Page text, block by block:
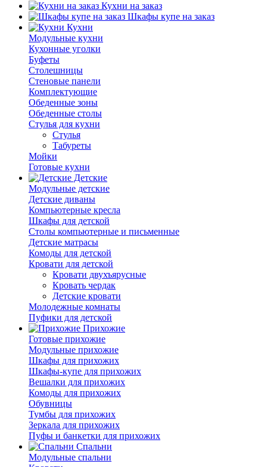
Кухни на заказ
Шкафы купе на заказ
Кухни
Модульные кухни
Кухонные уголки
Буфеты
Столешницы
Стеновые панели
Комплектующие
Обеденные зоны
Обеденные столы
Стулья для кухни
Cтулья
Табуреты
Мойки
Готовые кухни
Детские
Модульные детские
Детские диваны
Компьютерные кресла
Шкафы для детской
Столы компьютерные и письменные
Детские матрасы
Комоды для детской
Кровати для детской
Кровати двухъярусные
Кровать чердак
Детские кровати
Молодежные комнаты
Пуфики для детской
Прихожие
Готовые прихожие
Модульные прихожие
Шкафы для прихожих
Шкафы-купе для прихожих
Вешалки для прихожих
Комоды для прихожих
Обувницы
Тумбы для прихожих
Зеркала для прихожих
Пуфы и банкетки для прихожих
Спальни
Модульные спальни